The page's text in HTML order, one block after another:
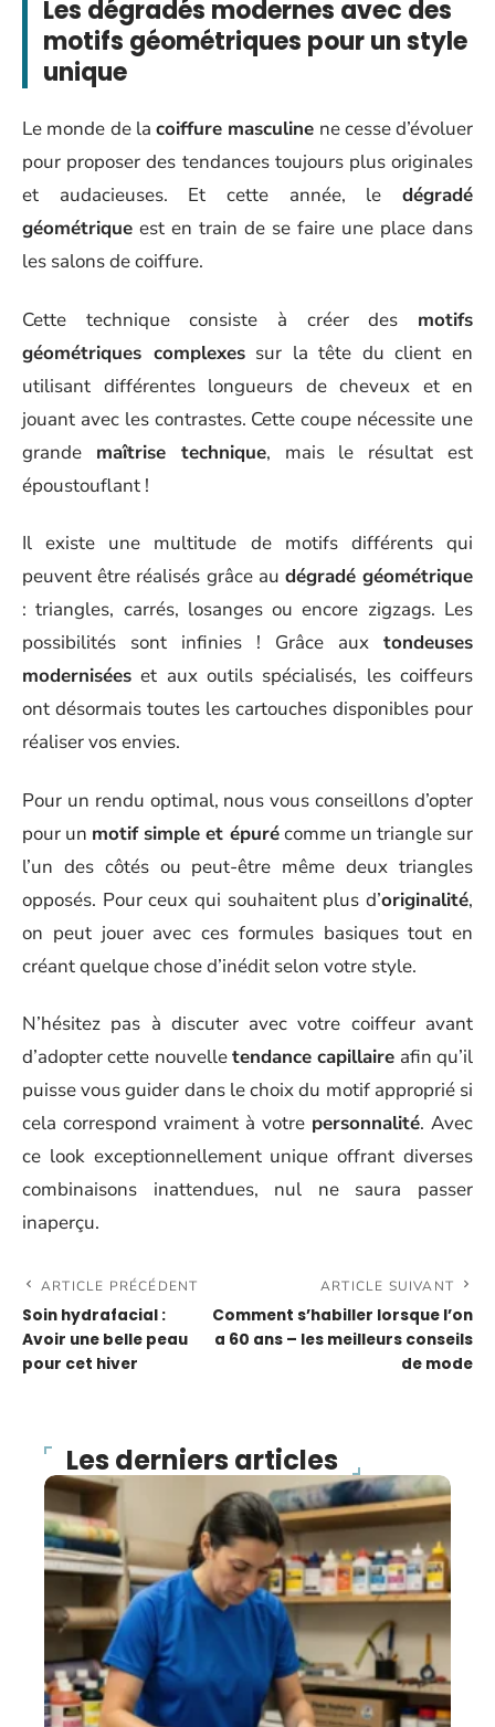
Les dégradés modernes avec des
motifs géométriques pour un style
unique
Le monde de la coiffure masculine ne cesse d’évoluer
pour proposer des tendances toujours plus originales
et audacieuses. Et cette année, le dégradé
géométrique est en train de se faire une place dans
les salons de coiffure.
Cette technique consiste à créer des motifs
géométriques complexessur la tête du client en
utilisant différentes longueurs de cheveux et en
jouant avec les contrastes. Cette coupe nécessite une
grande maîtrise technique, mais le résultat est
époustouflant !
Il existe une multitude de motifs différents qui
peuvent être réalisés grâce au dégradé géométrique
: triangles, carrés, losanges ou encore zigzags. Les
possibilités sont infinies ! Grâce aux tondeuses
modernisées et aux outils spécialisés, les coiffeurs
ont désormais toutes les cartouches disponibles pour
réaliser vos envies.
Pour un rendu optimal, nous vous conseillons d’opter
pour un motif simple et épurécomme un triangle sur
l’un des côtés ou peut-être même deux triangles
opposés. Pour ceux qui souhaitent plus d’originalité,
on peut jouer avec ces formules basiques tout en
créant quelque chose d’inédit selon votre style.
N’hésitez pas à discuter avec votre coiffeur avant
d’adopter cette nouvelletendance capillaire afin qu’il
puisse vous guider dans le choix du motif approprié si
cela correspond vraiment à votre personnalité. Avec
ce look exceptionnellement unique offrant diverses
combinaisons inattendues, nul ne saura passer
inaperçu.
ARTICLE PRÉCÉDENT
Soin hydrafacial :
Avoir une belle peau
pour cet hiver
ARTICLE SUIVANT
Comment s’habiller lorsque l’on
a 60 ans – les meilleurs conseils
de mode
Les derniers articles